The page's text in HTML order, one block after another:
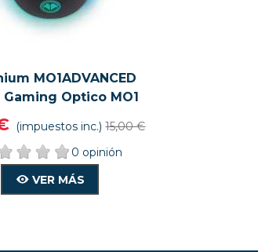
VER MÁS
MO1ADVANCED
Gaming Optico MO1
Con Cable Para E-
RGB,
Ultra Ligero
(impuestos inc.) 15,00 €
0 opinión
VER MÁS